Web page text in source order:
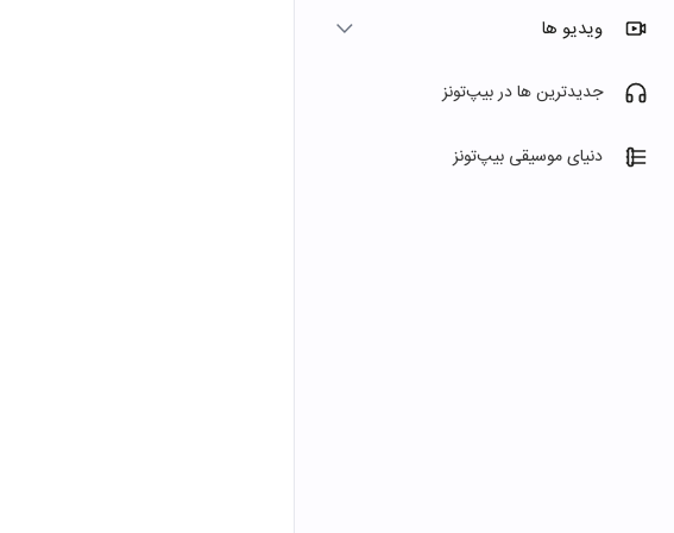
ویدیو ها
جدیدترین ها در بیپ‌تونز
دنیای موسیقی بیپ‌تونز